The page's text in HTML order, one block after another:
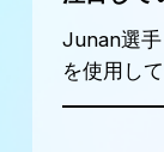
Junan選
を使用し